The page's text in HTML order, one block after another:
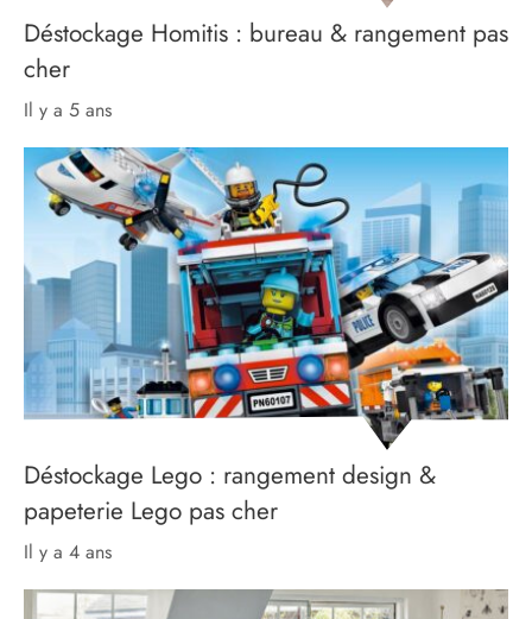
Déstockage Homitis : bureau & rangement pas
cher
il y a 5 ans
Déstockage Lego : rangement design &
papeterie Lego pas cher
il y a 4 ans